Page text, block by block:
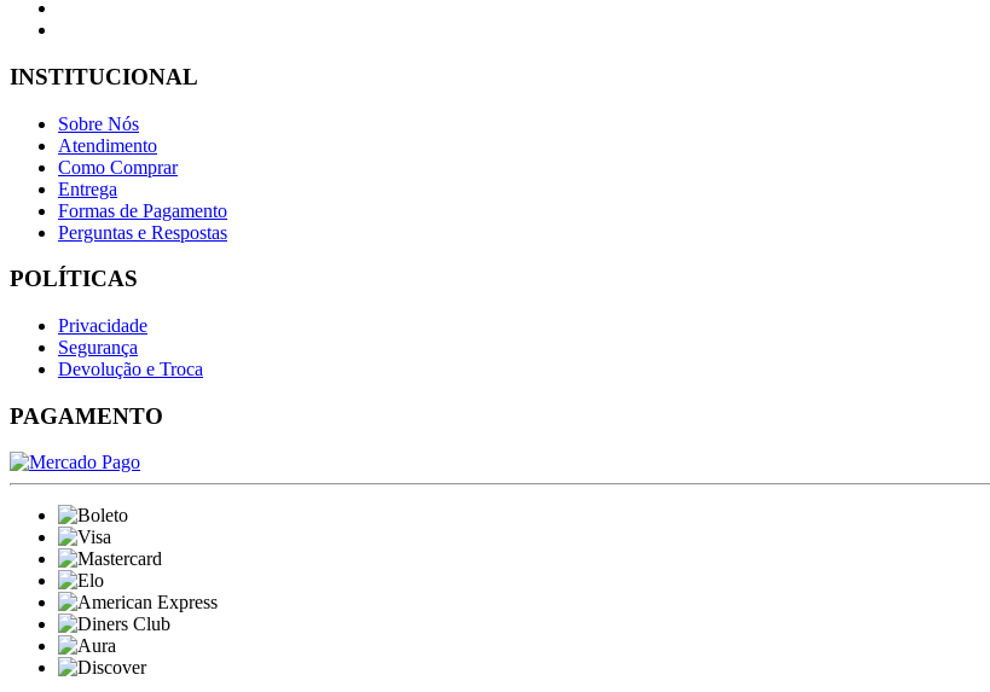
INSTITUCIONAL
Sobre Nós
Atendimento
Como Comprar
Entrega
Formas de Pagamento
Perguntas e Respostas
POLÍTICAS
Privacidade
Segurança
Devolução e Troca
PAGAMENTO